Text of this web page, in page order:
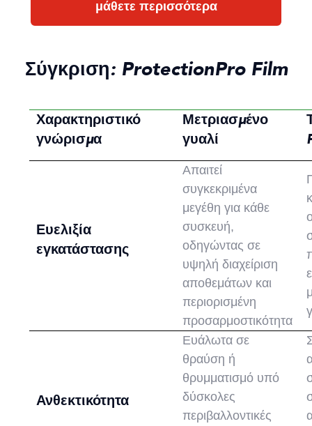
μάθετε περισσότερα
Σύγκριση: ProtectionPro Film
Χαρακτηριστικό
γνώρισμα
Μετριασμένο
γυαλί
Ευελιξία
εγκατάστασης
Απαιτεί
συγκεκριμένα
μεγέθη για κάθε
συσκευή,
οδηγώντας σε
υψηλή διαχείριση
αποθεμάτων και
περιορισμένη
προσαρμοστικότητα
Ανθεκτικότητα
Ευάλωτα σε
θραύση ή
θρυμματισμό υπό
δύσκολες
περιβαλλοντικές